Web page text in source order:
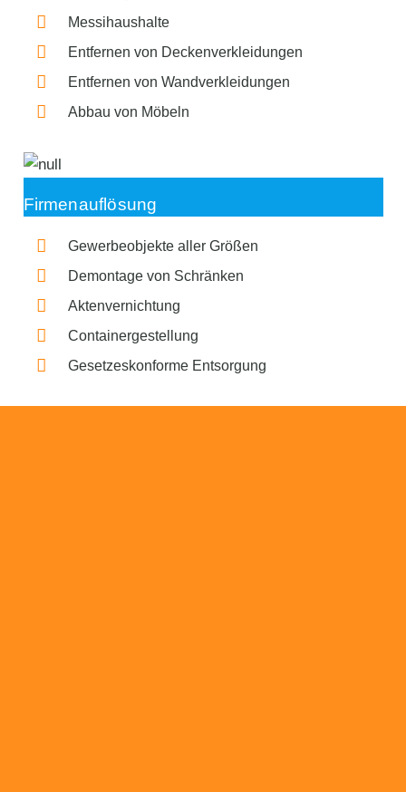
Messihaushalte
Entfernen von Deckenverkleidungen
Entfernen von Wandverkleidungen
Abbau von Möbeln
Firmenauflösung
Gewerbeobjekte aller Größen
Demontage von Schränken
Aktenvernichtung
Containergestellung
Gesetzeskonforme Entsorgung